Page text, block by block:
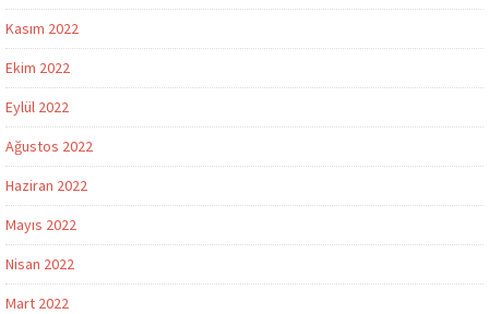
Kasım 2022
Ekim 2022
Eylül 2022
Ağustos 2022
Haziran 2022
Mayıs 2022
Nisan 2022
Mart 2022